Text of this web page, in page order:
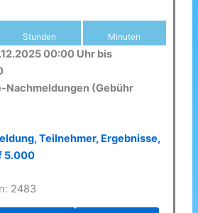
Stunden Minuten
00:00 Uhr bis
Nachmeldungen (Gebühr
Teilnehmer, Ergebnisse,
5.000
2483